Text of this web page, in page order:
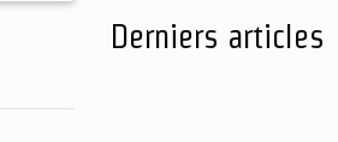
Derniers articles